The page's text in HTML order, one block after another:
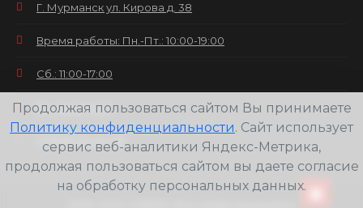
Г. Мурманск ул. Кирова д. 38
Время работы: Пн.-Пт.: 10:00-19:00
Сб.: 11:00-17:00
Вс.: выходной
+7(8152) 25-30-58
Продолжая пользоваться сайтом Вы принимаете
Политику конфиденциальности. Сайт использует
сервис веб-аналитики Яндекс-Метрика,
продолжая пользоваться сайтом вы даете согласие
на обработку персональных данных.